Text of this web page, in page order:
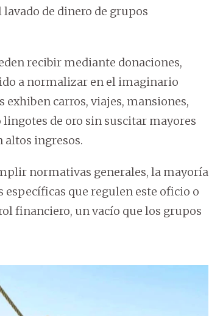
de dinero de grupos
recibir mediante donaciones,
a normalizar en el imaginario
exhiben carros, viajes, mansiones,
de oro sin suscitar mayores
altos ingresos.
normativas generales, la mayoría
específicas que regulen este oficio o
financiero, un vacío que los grupos